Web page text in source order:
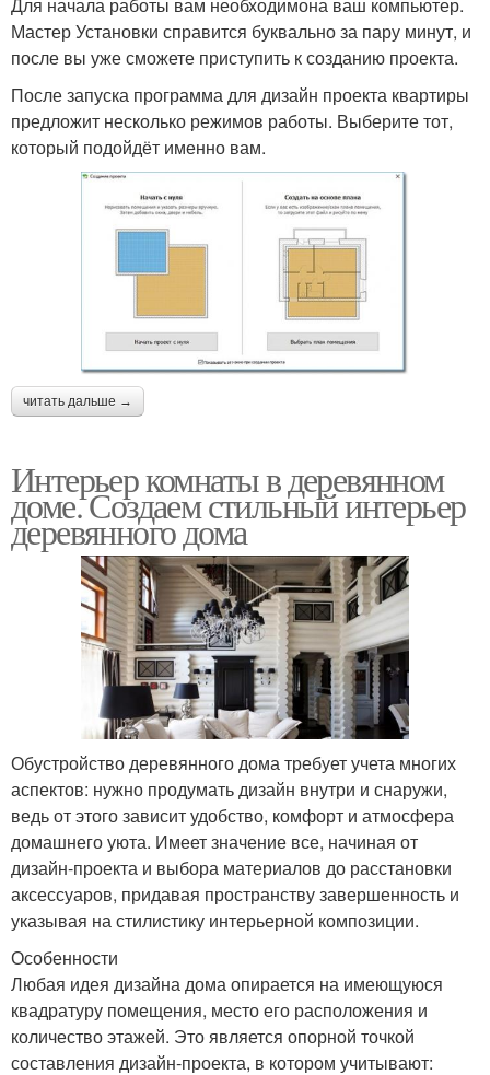
Для начала работы вам необходимона ваш компьютер.
Мастер Установки справится буквально за пару минут, и
после вы уже сможете приступить к созданию проекта.
После запуска программа для дизайн проекта квартиры
предложит несколько режимов работы. Выберите тот,
который подойдёт именно вам.
читать дальше →
Интерьер комнаты в деревянном
доме. Создаем стильный интерьер
деревянного дома
Обустройство деревянного дома требует учета многих
аспектов: нужно продумать дизайн внутри и снаружи,
ведь от этого зависит удобство, комфорт и атмосфера
домашнего уюта. Имеет значение все, начиная от
дизайн-проекта и выбора материалов до расстановки
аксессуаров, придавая пространству завершенность и
указывая на стилистику интерьерной композиции.
Особенности
Любая идея дизайна дома опирается на имеющуюся
квадратуру помещения, место его расположения и
количество этажей. Это является опорной точкой
составления дизайн-проекта, в котором учитывают: